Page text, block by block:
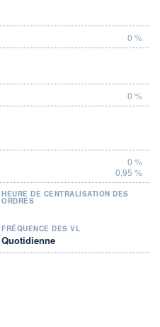
0 %
0 %
0 %
0,95 %
HEURE DE CENTRALISATION DES
ORDRES
FRÉQUENCE DES VL
Quotidienne